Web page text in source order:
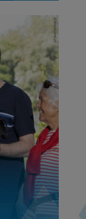
gehen.
in den
Wandel
ist
aus
Idealfall
mit dem